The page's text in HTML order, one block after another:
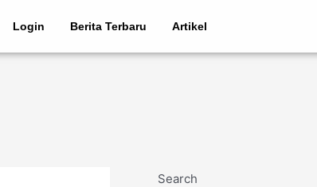
Login Berita Terbaru Artikel
Search